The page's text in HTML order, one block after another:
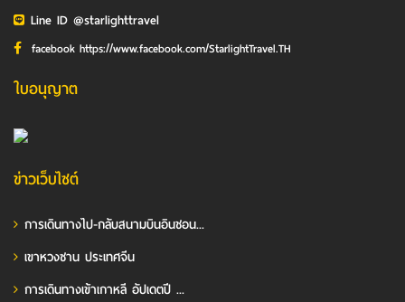
Line ID @starlighttravel
facebook https://www.facebook.com/StarlightTravel.TH
ใบอนุญาต
ข่าวเว็บไซต์
การเดินทางไป-กลับสนามบินอินชอน...
เขาหวงซาน ประเทศจีน
การเดินทางเข้าเกาหลี อัปเดตปี ...